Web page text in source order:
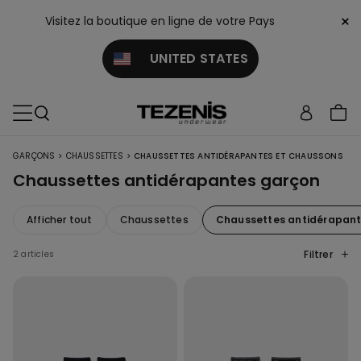
Visitez la boutique en ligne de votre Pays
UNITED STATES
×
GARÇONS > CHAUSSETTES > CHAUSSETTES ANTIDÉRAPANTES ET CHAUSSONS
Chaussettes antidérapantes garçon
Afficher tout Chaussettes Chaussettes
2 articles Filtrer